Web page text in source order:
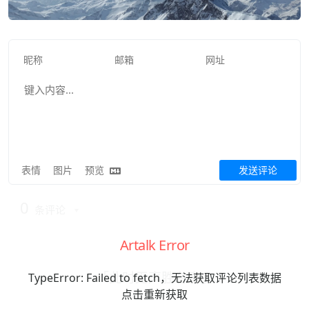
表情 图片 预览 发送评论
「此时无声胜有声」
Artalk Error
TypeError: Failed to fetch，无法获取评论列表数据
点击重新获取